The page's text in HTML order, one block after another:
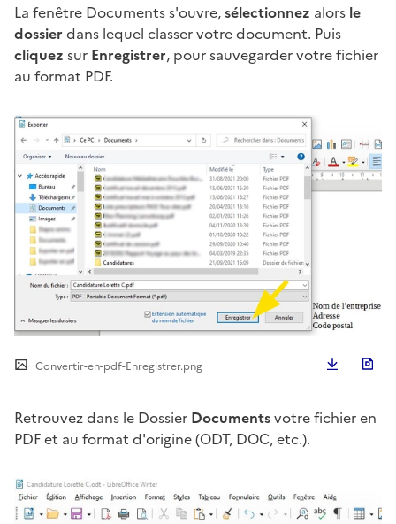
La fenêtre Documents s'ouvre,sélectionnez alors le
dossier dans lequel classer votre document. Puis
cliquez sur Enregistrer, pour sauvegarder votre fichier
au format PDF.
Convertir-en-pdf-Enregistrer.png
Retrouvez dans le Dossier Documentsvotre fichier en
PDF et au format d'origine (ODT, DOC, etc.).